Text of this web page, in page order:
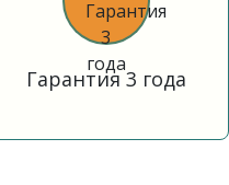
Гарантия 3 года